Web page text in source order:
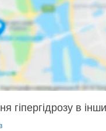
гіпергідрозу в